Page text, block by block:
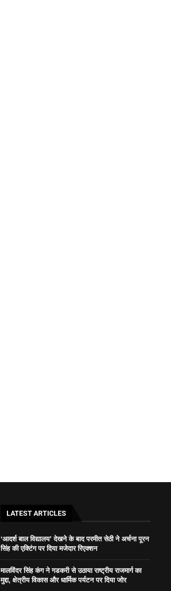
LATEST ARTICLES
‘आदर्श बाल विद्यालय’ देखने के बाद परमीत सेठी ने अर्चना पूरन
सिंह की एक्टिंग पर दिया मजेदार रिएक्शन
मालविंदर सिंह कंग ने गडकरी से उठाया राष्ट्रीय राजमार्ग का
मुद्दा, क्षेत्रीय विकास और धार्मिक पर्यटन पर दिया जोर